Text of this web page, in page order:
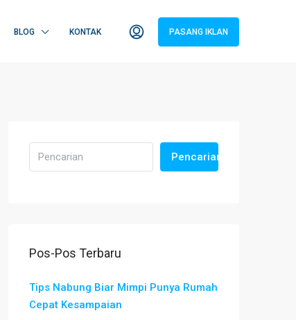
BLOG KONTAK PASANG IKLAN
Pencarian
Pos-Pos Terbaru
Tips Nabung Biar Mimpi Punya Rumah
Cepat Kesampaian